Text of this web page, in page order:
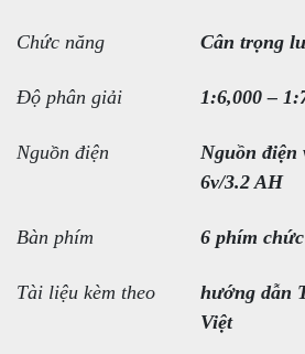
Chức năng Cân trọng
Độ phân giải 1:6,000 –
Nguồn điện
Nguồn điện
6v/3.2 AH
Bàn phím 6 phím
Tài liệu kèm theo
hướng dẫn
Việt